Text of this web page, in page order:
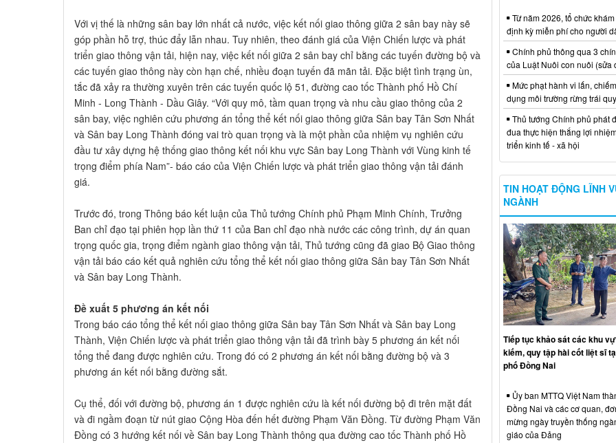
Với vị thế là những sân bay lớn nhất cả nước, việc kết nối giao thông giữa 2 sân bay này sẽ
góp phần hỗ trợ, thúc đẩy lẫn nhau. Tuy nhiên, theo đánh giá của Viện Chiến lược và phát
triển giao thông vận tải, hiện nay, việc kết nối giữa 2 sân bay chỉ bằng các tuyến đường bộ và
các tuyến giao thông này còn hạn chế, nhiều đoạn tuyến đã mãn tải. Đặc biệt tình trạng ùn,
tắc đã xảy ra thường xuyên trên các tuyến quốc lộ 51, đường cao tốc Thành phố Hồ Chí
Minh - Long Thành - Dầu Giây. “Với quy mô, tầm quan trọng và nhu cầu giao thông của 2
sân bay, việc nghiên cứu phương án tổng thể kết nối giao thông giữa Sân bay Tân Sơn Nhất
và Sân bay Long Thành đóng vai trò quan trọng và là một phần của nhiệm vụ nghiên cứu
đầu tư xây dựng hệ thống giao thông kết nối khu vực Sân bay Long Thành với Vùng kinh tế
trọng điểm phía Nam”- báo cáo của Viện Chiến lược và phát triển giao thông vận tải đánh
giá.
Trước đó, trong Thông báo kết luận của Thủ tướng Chính phủ Phạm Minh Chính, Trưởng
Ban chỉ đạo tại phiên họp lần thứ 11 của Ban chỉ đạo nhà nước các công trình, dự án quan
trọng quốc gia, trọng điểm ngành giao thông vận tải, Thủ tướng cũng đã giao Bộ Giao thông
vận tải báo cáo kết quả nghiên cứu tổng thể kết nối giao thông giữa Sân bay Tân Sơn Nhất
và Sân bay Long Thành.
Đề xuất 5 phương án kết nối
Trong báo cáo tổng thể kết nối giao thông giữa Sân bay Tân Sơn Nhất và Sân bay Long
Thành, Viện Chiến lược và phát triển giao thông vận tải đã trình bày 5 phương án kết nối
tổng thể đang được nghiên cứu. Trong đó có 2 phương án kết nối bằng đường bộ và 3
phương án kết nối bằng đường sắt.
Cụ thể, đối với đường bộ, phương án 1 được nghiên cứu là kết nối đường bộ đi trên mặt đất
và đi ngầm đoạn từ nút giao Cộng Hòa đến hết đường Phạm Văn Đồng. Từ đường Phạm Văn
Đồng có 3 hướng kết nối về Sân bay Long Thành thông qua đường cao tốc Thành phố Hồ
Từ năm 2026, tổ chức
định kỳ miễn phí cho người
Chính phủ thông qua 3
của Luật Nuôi con nuôi (sửa
Mức phạt hành vi lấn,
dụng môi trường rừng trái
Thủ tướng Chính phủ phát
đua thực hiện thắng lợi
triển kinh tế - xã hội
TIN HOẠT ĐỘNG LĨNH
NGÀNH
Tiếp tục khảo sát các khu
kiếm, quy tập hài cốt liệt sĩ
phố Đồng Nai
Ủy ban MTTQ Việt Nam
Đồng Nai và các cơ quan,
mừng ngày truyền thống
giáo của Đảng